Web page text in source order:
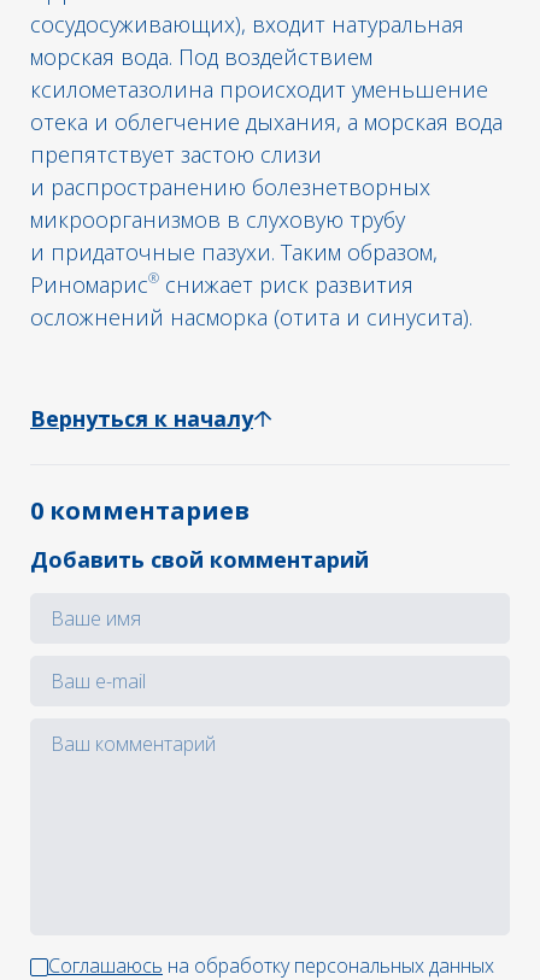
сосудосуживающих), входит натуральная
морская вода. Под воздействием
ксилометазолина происходит уменьшение
отека и облегчение дыхания, а морская вода
препятствует застою слизи
и распространению болезнетворных
микроорганизмов в слуховую трубу
и придаточные пазухи. Таким образом,
Риномарис® снижает риск развития
осложнений насморка (отита и синусита).
Вернуться к началу
0 комментариев
Добавить свой комментарий
Соглашаюсь на обработку персональных данных